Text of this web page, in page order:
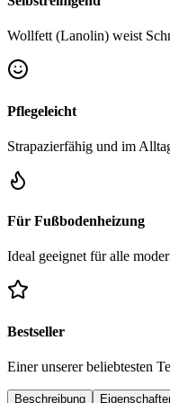
Wollfett (Lanolin) weist
Pflegeleicht
Strapazierfähig und im
Für Fußbodenheizung
Ideal geeignet für alle
Bestseller
Einer unserer beliebtesten
Beschreibung